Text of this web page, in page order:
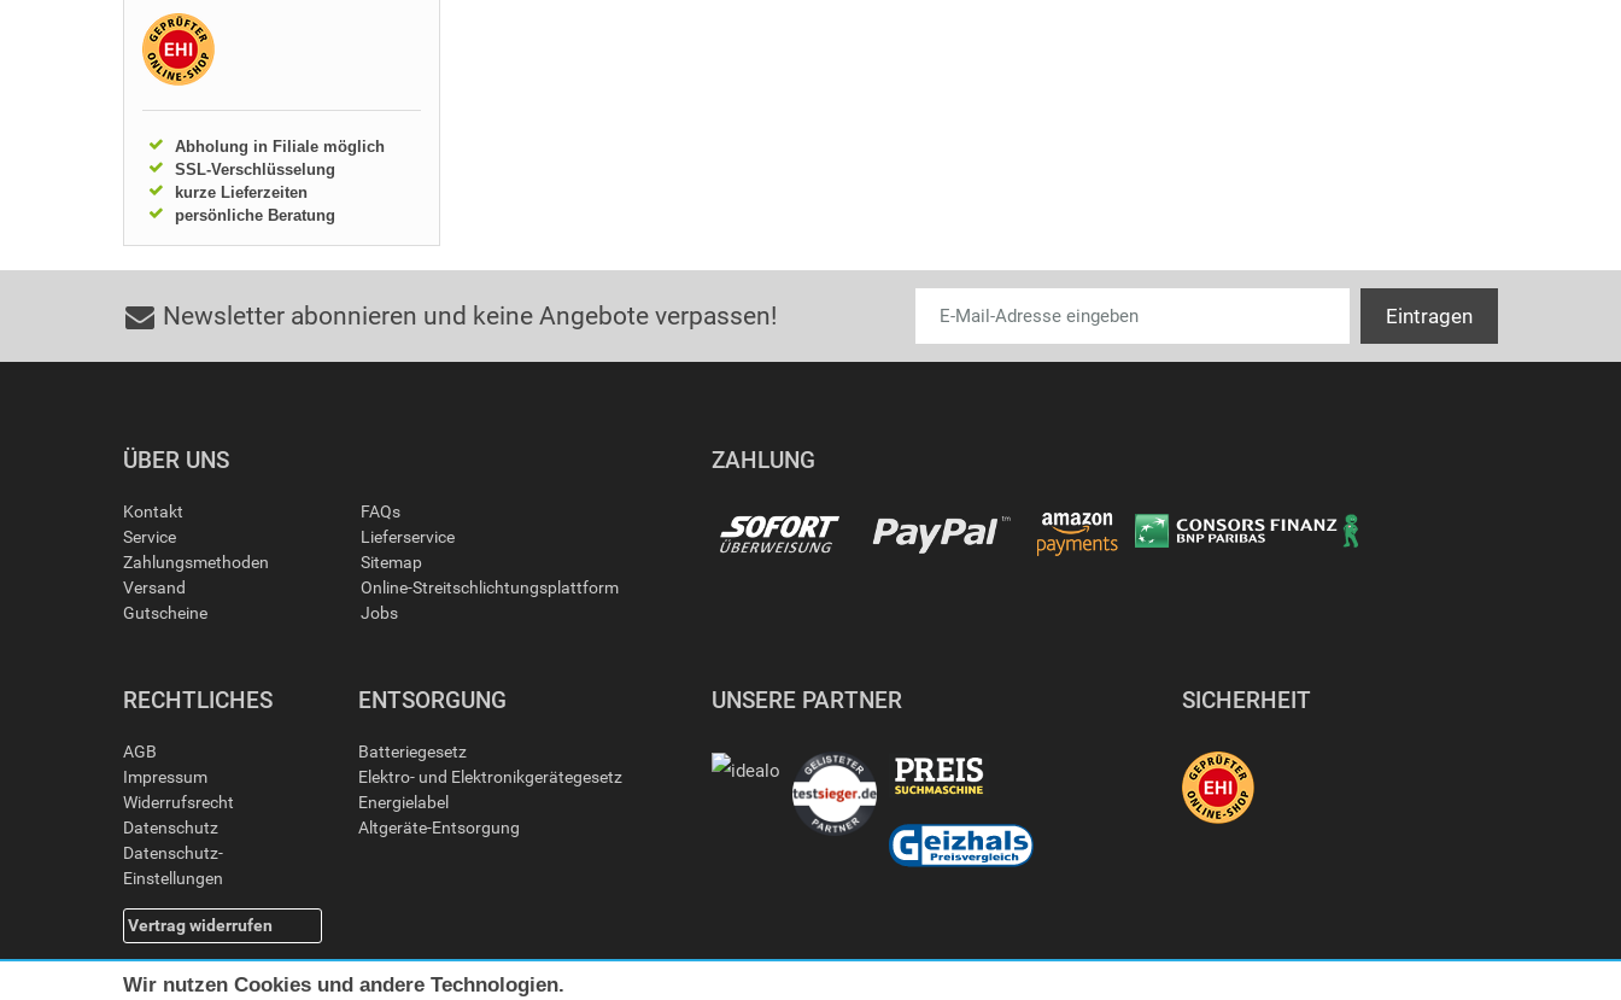
Abholung in Filiale möglich
SSL-Verschlüsselung
kurze Lieferzeiten
persönliche Beratung
Newsletter abonnieren und keine Angebote verpassen!
ÜBER UNS
Kontakt
Service
Zahlungsmethoden
Versand
Gutscheine
FAQs
Lieferservice
Sitemap
Online-Streitschlichtungsplattform
Jobs
ZAHLUNG
RECHTLICHES
AGB
Impressum
Widerrufsrecht
Datenschutz
Datenschutz-
Einstellungen
Vertrag widerrufen
ENTSORGUNG
Batteriegesetz
Elektro- und Elektronikgerätegesetz
Energielabel
Altgeräte-Entsorgung
UNSERE PARTNER SICHERHEIT
Wir nutzen Cookies und andere Technologien.